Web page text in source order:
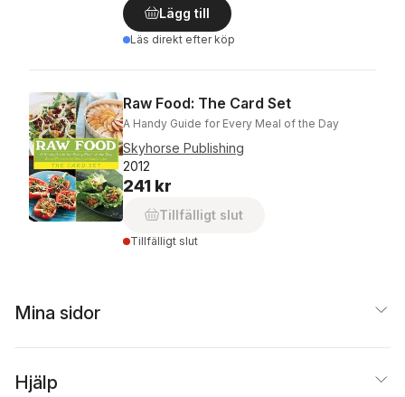
Lägg till
Läs direkt efter köp
Raw Food: The Card Set
A Handy Guide for Every Meal of the Day
Skyhorse Publishing
2012
241 kr
Tillfälligt slut
Tillfälligt slut
Mina sidor
Hjälp